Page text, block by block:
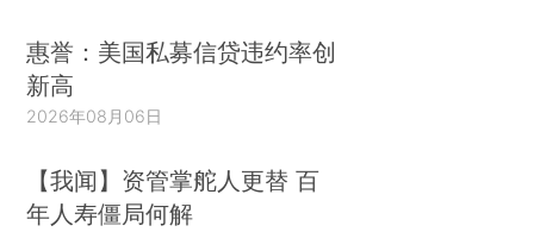
侵袭。药方是“有制衡的政府”(balanced
government)或混合政府，结果带来了现代经济增
长。
经济学家对政治制度在经济发展中的决定性影
响重新燃起了兴趣，这激发了对治理和腐败问题的
惠誉：美国私募信贷违约率创
新高
2026年08月06日
【我闻】资管掌舵人更替 百
年人寿僵局何解